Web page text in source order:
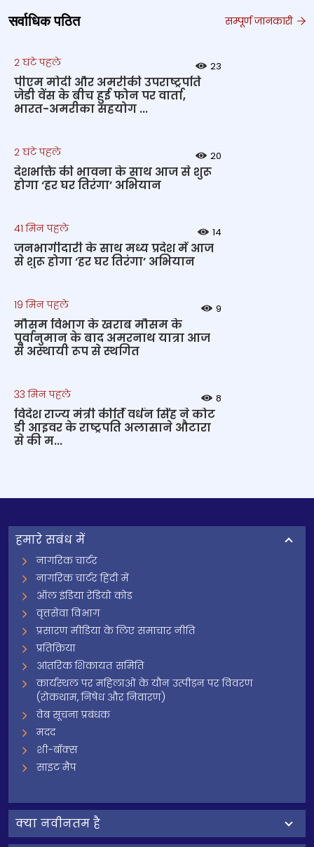
सर्वाधिक पठित सम्पूर्ण जानकारी
2 घंटे पहले 23
पीएम मोदी और अमरीकी उपराष्ट्रपति
जेडी वेंस के बीच हुई फोन पर वार्ता,
भारत-अमरीका सहयोग ...
2 घंटे पहले 20
देशभक्ति की भावना के साथ आज से शुरू
होगा ‘हर घर तिरंगा’ अभियान
41 मिन पहले 14
जनभागीदारी के साथ मध्य प्रदेश में आज
से शुरू होगा ‘हर घर तिरंगा’ अभियान
19 मिन पहले 9
मौसम विभाग के खराब मौसम के
पूर्वानुमान के बाद अमरनाथ यात्रा आज
से अस्थायी रूप से स्थगित
33 मिन पहले 8
विदेश राज्य मंत्री कीर्ति वर्धन सिंह ने कोट
डी आइवर के राष्ट्रपति अलासाने औटारा
से की म...
हमारे सबंध में
नागरिक चार्टर
नागरिक चार्टर हिंदी में
ऑल इंडिया रेडियो कोड
वृत्तसेवा विभाग
प्रसारण मीडिया के लिए समाचार नीति
प्रतिक्रिया
आंतरिक शिकायत समिति
कार्यस्थल पर महिलाओं के यौन उत्पीड़न पर विवरण
(रोकथाम, निषेध और निवारण)
वेब सूचना प्रबंधक
मदद
शी-बॉक्स
साइट मैप
क्‍या नवीनतम है